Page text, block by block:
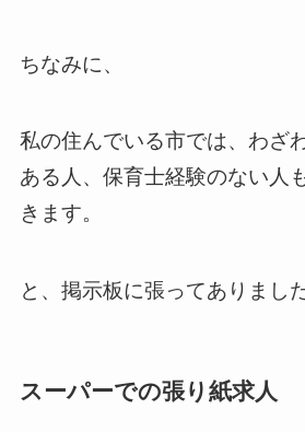
ちなみに、
私の住んでいる市では、わざ
ある人、保育士経験のない人
きます。
と、掲示板に張ってありました
スーパーでの張り紙求人